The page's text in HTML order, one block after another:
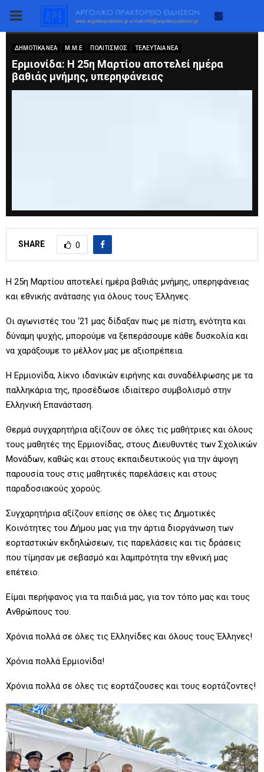
PRIMARY
MENU
ΔΗΜΟΤΙΚΑ ΝΕΑ Μ.Μ.Ε ΠΟΛΙΤΙΣΜΟΣ ΤΕΛΕΥΤΑΙΑ ΝΕΑ
Eρμιονίδα: Η 25η Μαρτίου αποτελεί ημέρα
βαθιάς μνήμης, υπερηφάνειας
SHARE 0
Η 25η Μαρτίου αποτελεί ημέρα βαθιάς μνήμης, υπερηφάνειας
και εθνικής ανάτασης για όλους τους Έλληνες.
Οι αγωνιστές του ‘21 μας δίδαξαν πως με πίστη, ενότητα και
δύναμη ψυχής, μπορούμε να ξεπεράσουμε κάθε δυσκολία και
να χαράξουμε το μέλλον μας με αξιοπρέπεια.
Η Ερμιονίδα, λίκνο ιδανικών ειρήνης και συναδέλφωσης με τα
παλληκάρια της, προσέδωσε ιδιαίτερο συμβολισμό στην
Ελληνική Επανάσταση.
Θερμά συγχαρητήρια αξίζουν σε όλες τις μαθήτριες και όλους
τους μαθητές της Ερμιονίδας, στους Διευθυντές των Σχολικών
Μονάδων, καθώς και στους εκπαιδευτικούς για την άψογη
παρουσία τους στις μαθητικές παρελάσεις και στους
παραδοσιακούς χορούς.
Συγχαρητήρια αξίζουν επίσης σε όλες τις Δημοτικές
Κοινότητες του Δήμου μας για την άρτια διοργάνωση των
εορταστικών εκδηλώσεων, τις παρελάσεις και τις δράσεις
που τίμησαν με σεβασμό και λαμπρότητα την εθνική μας
επέτειο.
Είμαι περήφανος για τα παιδιά μας, για τον τόπο μας και τους
Ανθρώπους του.
Χρόνια πολλά σε όλες τις Ελληνίδες και όλους τους Έλληνες!
Χρόνια πολλά Ερμιονίδα!
Χρόνια πολλά σε όλες τις εορτάζουσες και τους εορτάζοντες!